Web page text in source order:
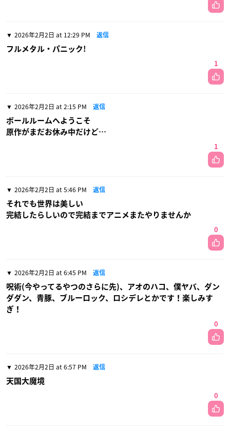
2026年2月2日 at 12:29 PM 返信
フルメタル・パニック!
1
2026年2月2日 at 2:15 PM 返信
ボールルームへようこそ
原作がまだお休み中だけど…
1
2026年2月2日 at 5:46 PM 返信
それでも世界は美しい
完結したらしいので完結までアニメまたやりませんか
0
2026年2月2日 at 6:45 PM 返信
呪術(今やってるやつのさらに先)、アオのハコ、僕ヤバ、ダン
ダダン、青豚、ブルーロック、ロシデレとかです！楽しみす
ぎ！
0
2026年2月2日 at 6:57 PM 返信
天国大魔境
0